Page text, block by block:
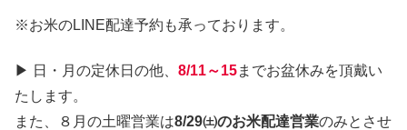
※お米のLINE配達予約も承っております。
▶ 日・月の定休日の他、 8/11～15までお盆休みを頂戴い
たします。
また、８月の土曜営業は8/29㈯のお米配達営業のみとさせ